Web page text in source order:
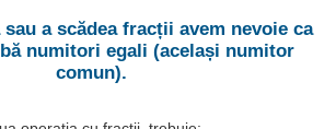
sau a scădea fracții avem nevoie ca
numitori egali (același numitor
comun).